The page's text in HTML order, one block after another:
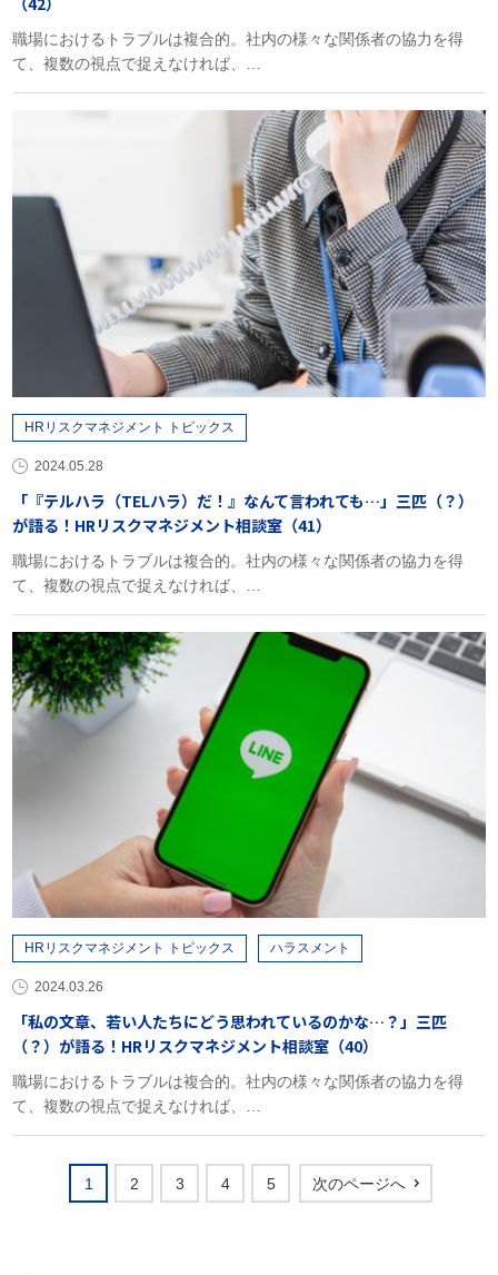
職場におけるトラブルは複合的。社内の様々な関係者の協力を得
て、複数の視点で捉えなければ、…
HRリスクマネジメント トピックス
2024.05.28
「『テルハラ（TELハラ）だ！』なんて言われても…」三匹（？）
が語る！HRリスクマネジメント相談室（41）
職場におけるトラブルは複合的。社内の様々な関係者の協力を得
て、複数の視点で捉えなければ、…
HRリスクマネジメント トピックス ハラスメント
2024.03.26
「私の文章、若い人たちにどう思われているのかな…？」三匹
（？）が語る！HRリスクマネジメント相談室（40）
職場におけるトラブルは複合的。社内の様々な関係者の協力を得
て、複数の視点で捉えなければ、…
1 2 3 4 5 次のページへ